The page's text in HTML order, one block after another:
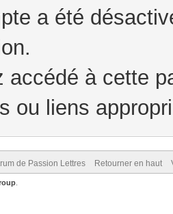
a été
accédé à cette
ou liens
de Passion Lettres Retourner en haut